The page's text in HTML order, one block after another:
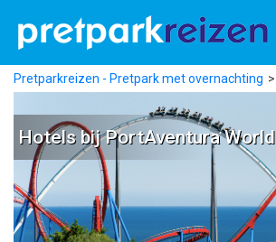
Pretparkreizen - Pretpark met overnachting
Hotels bij PortAventura World